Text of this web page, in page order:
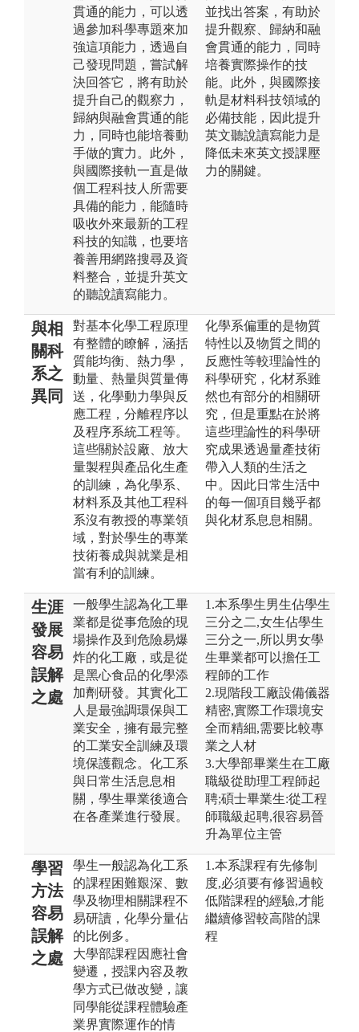
貫通的能力，可以透
過參加科學專題來加
強這項能力，透過自
己發現問題，嘗試解
決回答它，將有助於
提升自己的觀察力，
歸納與融會貫通的能
力，同時也能培養動
手做的實力。此外，
與國際接軌一直是做
個工程科技人所需要
具備的能力，能隨時
吸收外來最新的工程
科技的知識，也要培
養善用網路搜尋及資
料整合，並提升英文
的聽說讀寫能力。
並找出答案，有助於
提升觀察、歸納和融
會貫通的能力，同時
培養實際操作的技
能。此外，與國際接
軌是材料科技領域的
必備技能，因此提升
英文聽說讀寫能力是
降低未來英文授課壓
力的關鍵。
與相
關科
系之
異同
對基本化學工程原理
有整體的瞭解，涵括
質能均衡、熱力學，
動量、熱量與質量傳
送，化學動力學與反
應工程，分離程序以
及程序系統工程等。
這些關於設廠、放大
量製程與產品化生產
的訓練，為化學系、
材料系及其他工程科
系沒有教授的專業領
域，對於學生的專業
技術養成與就業是相
當有利的訓練。
化學系偏重的是物質
特性以及物質之間的
反應性等較理論性的
科學研究，化材系雖
然也有部分的相關研
究，但是重點在於將
這些理論性的科學研
究成果透過量產技術
帶入人類的生活之
中。因此日常生活中
的每一個項目幾乎都
與化材系息息相關。
生涯
發展
容易
誤解
之處
一般學生認為化工畢
業都是從事危險的現
場操作及到危險易爆
炸的化工廠，或是從
是黑心食品的化學添
加劑研發。其實化工
人是最強調環保與工
業安全，擁有最完整
的工業安全訓練及環
境保護觀念。化工系
與日常生活息息相
關，學生畢業後適合
在各產業進行發展。
1.本系學生男生佔學生
三分之二,女生佔學生
三分之一,所以男女學
生畢業都可以擔任工
程師的工作
2.現階段工廠設備儀器
精密,實際工作環境安
全而精細,需要比較專
業之人材
3.大學部畢業生在工廠
職級從助理工程師起
聘;碩士畢業生:從工程
師職級起聘,很容易晉
升為單位主管
學習
方法
容易
誤解
之處
學生一般認為化工系
的課程困難艱深、數
學及物理相關課程不
易研讀，化學分量佔
的比例多。
大學部課程因應社會
變遷，授課內容及教
學方式已做改變，讓
同學能從課程體驗產
業界實際運作的情
1.本系課程有先修制
度,必須要有修習過較
低階課程的經驗,才能
繼續修習較高階的課
程